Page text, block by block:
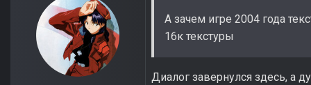
А зачем игре 2004 года
16к текстуры
Диалог завернулся здесь, а